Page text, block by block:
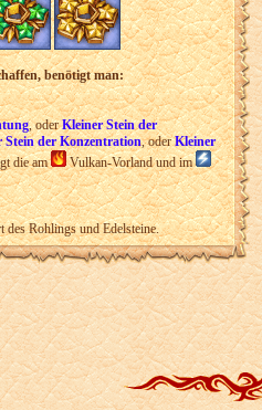
benötigt man:
, oderKleiner Stein der
Stein der Konzentration, oderKleiner
die am
Vulkan-Vorland und im
Rohlings und Edelsteine.